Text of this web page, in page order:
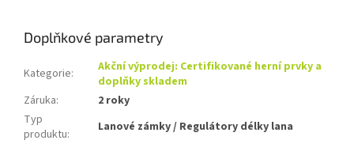
Doplňkové parametry
Kategorie:
Akční výprodej: Certifikované herní prvky a
doplňky skladem
Záruka:
2 roky
Typ
produktu:
Lanové zámky / Regulátory délky lana